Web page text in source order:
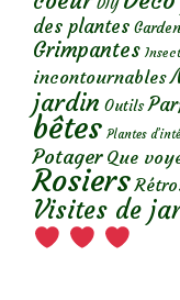
DIY
des plantes
Grimpantes
incontournables
jardin Outils
bêtes Plantes
Potager Que
Rosiers
Visites de